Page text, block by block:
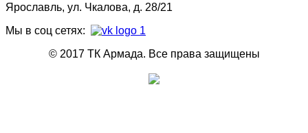
Ярославль, ул. Чкалова, д. 28/21
Мы в соц сетях:
© 2017 ТК Армада. Все права защищены